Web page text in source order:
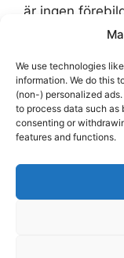
We use technologies
information. We do this
(non-) personalized
to process data such as
consenting or
features and functions.
är ingen
Björklöven
Tags
Björklöven,
Leave a